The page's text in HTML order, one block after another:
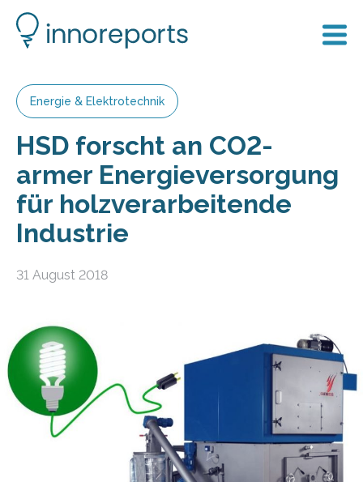
Energie & Elektrotechnik
HSD forscht an CO2-
armer Energieversorgung
für holzverarbeitende
Industrie
31 August 2018